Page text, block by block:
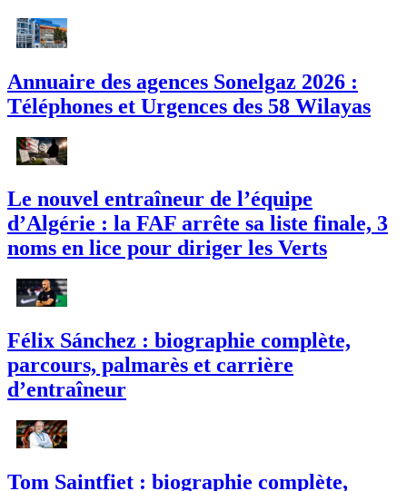
Annuaire des agences Sonelgaz 2026 :
Téléphones et Urgences des 58 Wilayas
Le nouvel entraîneur de l’équipe
d’Algérie : la FAF arrête sa liste finale, 3
noms en lice pour diriger les Verts
Félix Sánchez : biographie complète,
parcours, palmarès et carrière
d’entraîneur
Tom Saintfiet : biographie complète,